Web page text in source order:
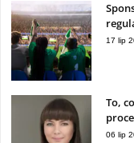
17 lip
To,
06 lip